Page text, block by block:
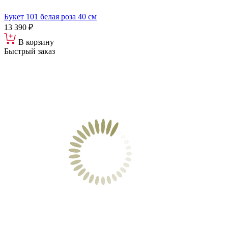
Букет 101 белая роза 40 см
13 390 ₽
В корзину
Быстрый заказ